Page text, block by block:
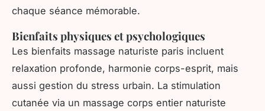
chaque séance mémorable.
Bienfaits physiques et psychologiques
Les bienfaits massage naturiste paris incluent
relaxation profonde, harmonie corps-esprit, mais
aussi gestion du stress urbain. La stimulation
cutanée via un massage corps entier naturiste